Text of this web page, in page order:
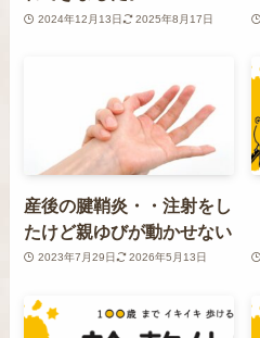
2024年12月13日 2025年8月17日
産後の腱鞘炎・・注射をし
たけど親ゆびが動かせない
2023年7月29日 2026年5月13日